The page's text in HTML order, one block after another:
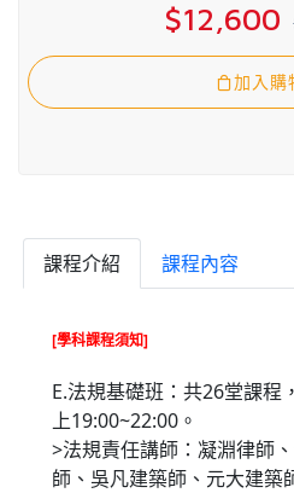
$12,600
加入購
課程介紹 課程內容
[學科課程須知]
E.法規基礎班：共26堂課程
上19:00~22:00。
>法規責任講師：凝淵律師
師、吳凡建築師、元大建築